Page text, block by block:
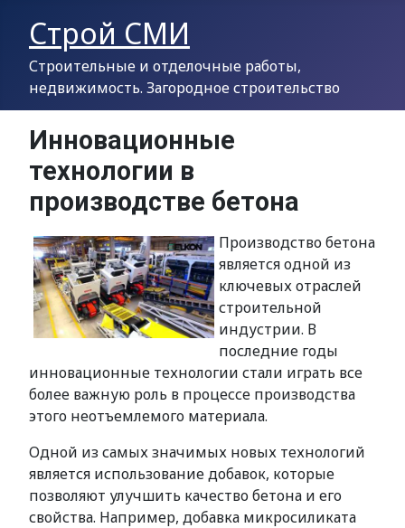
Строй СМИ
Строительные и отделочные работы,
недвижимость. Загородное строительство
Инновационные
технологии в
производстве бетона
Производство бетона
является одной из
ключевых отраслей
строительной
индустрии. В
последние годы
инновационные технологии стали играть все
более важную роль в процессе производства
этого неотъемлемого материала.
Одной из самых значимых новых технологий
является использование добавок, которые
позволяют улучшить качество бетона и его
свойства. Например, добавка микросиликата